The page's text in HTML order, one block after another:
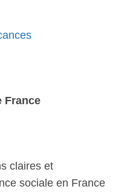
France
claires et
sociale en France